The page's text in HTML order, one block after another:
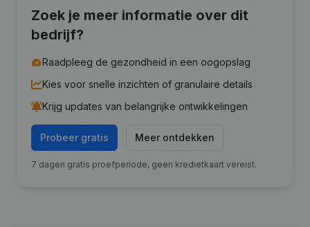
Zoek je meer informatie over dit
bedrijf?
Raadpleeg de gezondheid in een oogopslag
Kies voor snelle inzichten of granulaire details
Krijg updates van belangrijke ontwikkelingen
Probeer gratis Meer ontdekken
7 dagen gratis proefperiode, geen kredietkaart vereist.